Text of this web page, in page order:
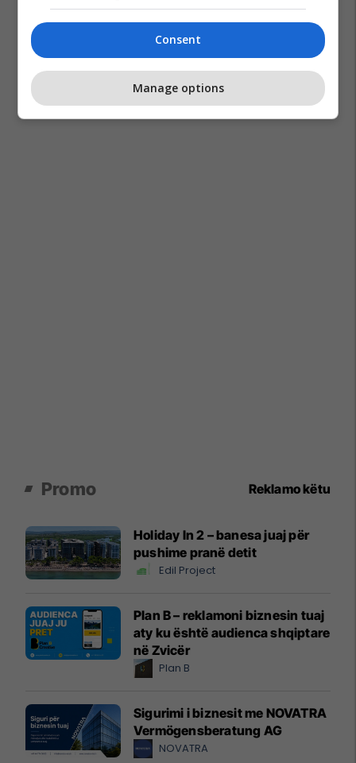
Promo Reklamo këtu
Holiday In 2 – banesa juaj për
pushime pranë detit
Edil Project
Plan B – reklamoni biznesin tuaj
aty ku është audienca shqiptare
në Zvicër
Plan B
Sigurimi i biznesit me NOVATRA
Vermögensberatung AG
NOVATRA
Consent
Manage options